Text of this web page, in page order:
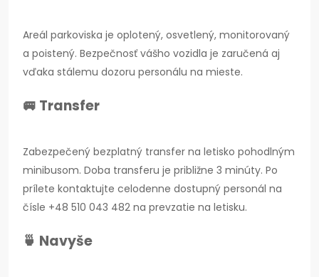
Areál parkoviska je oplotený, osvetlený, monitorovaný
a poistený. Bezpečnosť vášho vozidla je zaručená aj
vďaka stálemu dozoru personálu na mieste.
🚐 Transfer
Zabezpečený bezplatný transfer na letisko pohodlným
minibusom. Doba transferu je približne 3 minúty. Po
prílete kontaktujte celodenne dostupný personál na
čísle +48 510 043 482 na prevzatie na letisku.
🍵 Navyše